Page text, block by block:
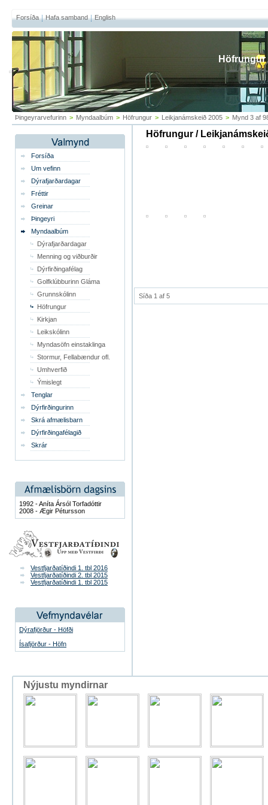
Forsíða Hafa samband English
Þingeyrarvefurinn > Myndaalbúm > Höfrungur > Leikjanámskeið 2005 > Mynd 3 af
Forsíða
Um vefinn
Dýrafjarðardagar
Fréttir
Greinar
Þingeyri
Myndaalbúm
Dýrafjarðardagar
Menning og viðburðir
Dýrfirðingafélag
Golfklúbburinn Gláma
Grunnskólinn
Höfrungur
Kirkjan
Leikskólinn
Myndasöfn einstaklinga
Stormur, Fellabændur ofl.
Umhverfið
Ýmislegt
Tenglar
Dýrfirðingurinn
Skrá afmælisbarn
Dýrfirðingafélagið
Skrár
1992 - Aníta Ársól Torfadóttir
2008 - Ægir Pétursson
Vestfjarðatíðindi 1. tbl 2016
Vestfjarðatíðindi 2. tbl 2015
Vestfjarðatíðindi 1. tbl 2015
Dýrafjörður - Höfði
Ísafjörður - Höfn
Höfrungur /
Síða 1 af 5
Höfrungur
Nýjustu myndirnar